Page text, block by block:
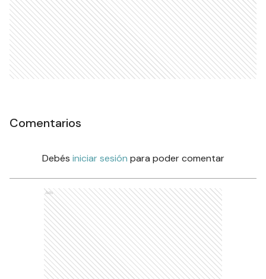
Comentarios
Debés iniciar sesión para poder comentar
Ads